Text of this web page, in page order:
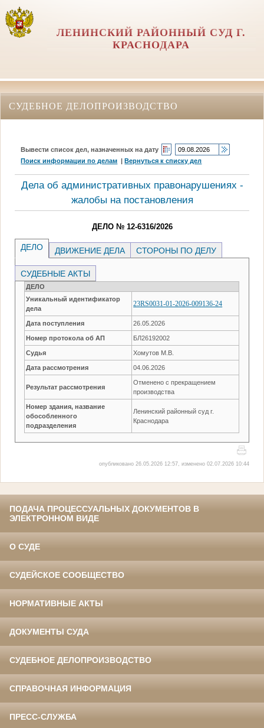
ЛЕНИНСКИЙ РАЙОННЫЙ СУД Г.
КРАСНОДАРА
СУДЕБНОЕ ДЕЛОПРОИЗВОДСТВО
Вывести список дел, назначенных на дату
Поиск информации по делам |Вернуться к списку дел
Дела об административных правонарушениях -
жалобы на постановления
ДЕЛО № 12-6316/2026
ДЕЛО ДВИЖЕНИЕ ДЕЛА СТОРОНЫ ПО ДЕЛУ
СУДЕБНЫЕ АКТЫ
ДЕЛО
Уникальный идентификатор
дела
23RS0031-01-2026-009136-24
Дата поступления 26.05.2026
Номер протокола об АП БЛ26192002
Судья Хомутов М.В.
Дата рассмотрения 04.06.2026
Результат рассмотрения
Отменено с прекращением
производства
Номер здания, название
обособленного
подразделения
Ленинский районный суд г.
Краснодара
опубликовано 26.05.2026 12:57, изменено 02.07.2026 10:44
ПОДАЧА ПРОЦЕССУАЛЬНЫХ ДОКУМЕНТОВ В
ЭЛЕКТРОННОМ ВИДЕ
О СУДЕ
СУДЕЙСКОЕ СООБЩЕСТВО
НОРМАТИВНЫЕ АКТЫ
ДОКУМЕНТЫ СУДА
СУДЕБНОЕ ДЕЛОПРОИЗВОДСТВО
СПРАВОЧНАЯ ИНФОРМАЦИЯ
ПРЕСС-СЛУЖБА